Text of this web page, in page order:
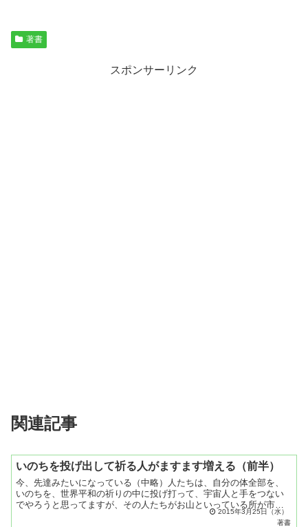
著書
スポンサーリンク
関連記事
いのちを投げ出して祈る人がますます増える（前半）
今、先達みたいになっている（中略）人たちは、自分の体全部を、
いのちを、世界平和の祈りの中に投げ打って、宇宙人と手をつない
でやろうと思ってますが、その人たちがお山といっている所が市川
にありまして、（市川市中国分旧聖ヶ丘道場）そこに行って一生
2015年3月25日（水）
著書